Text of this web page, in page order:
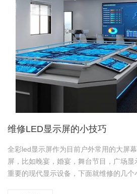
维修LED显示屏的小技巧
全彩led显示屏作为目前户外常用的大屏
屏，比如晚宴，婚宴，舞台节目，广场
重要的现代显示设备，下面就维修的几个